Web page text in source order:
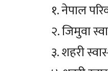
१. नेपाल
२. जिमुवा
३. शहरी